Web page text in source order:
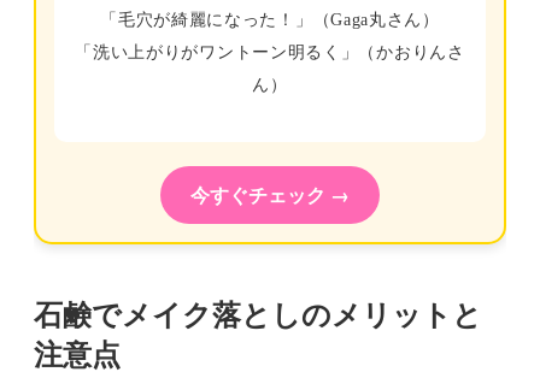
「毛穴が綺麗になった！」（Gaga丸さん）
「洗い上がりがワントーン明るく」（かおりんさ
ん）
今すぐチェック →
石鹸でメイク落としのメリットと
注意点